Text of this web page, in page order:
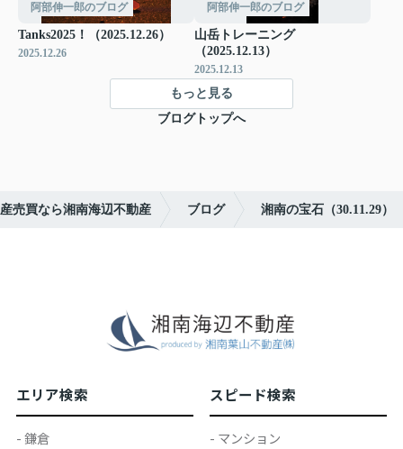
阿部伸一郎のブログ
Tanks2025！（2025.12.26）
2025.12.26
阿部伸一郎のブログ
山岳トレーニング
（2025.12.13）
2025.12.13
もっと見る
ブログトップへ
売買なら湘南海辺不動産 ブログ 湘南の宝石（30.11.29）
エリア検索
- 鎌倉
スピード検索
- マンション